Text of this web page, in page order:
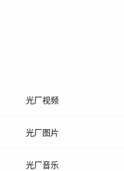
光厂视频
上传视频
光厂图片
上传图片
光厂音乐